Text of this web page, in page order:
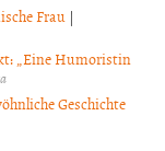
Frau |
„Eine Humoristin
Geschichte